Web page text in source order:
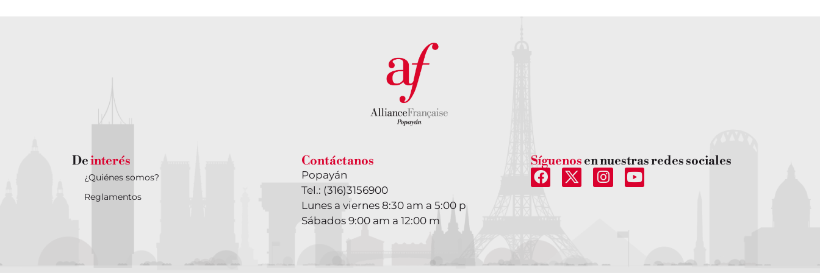
Deinterés
¿Quiénes somos?
Reglamentos
Contáctanos
Popayán
Tel.: (316)3156900
Lunes a viernes 8:30 am a 5:00 p
Sábados 9:00 am a 12:00 m
Síguenos en nuestras redes sociales